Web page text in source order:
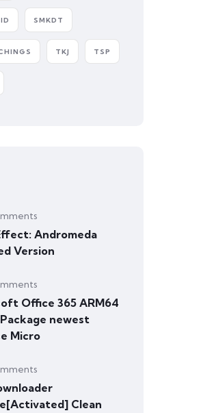
SMKDT
TKJ TSP
Andromeda
Version
Office 365 ARM64
newest
Micro
Clean